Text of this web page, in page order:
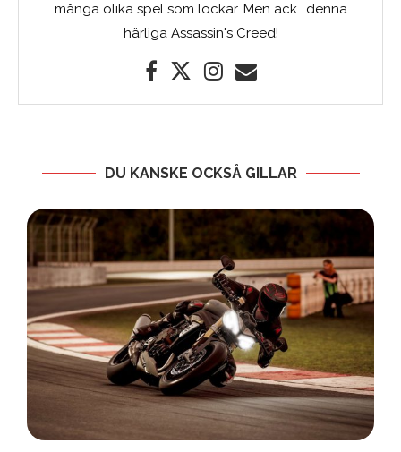
många olika spel som lockar. Men ack….denna
härliga Assassin's Creed!
DU KANSKE OCKSÅ GILLAR